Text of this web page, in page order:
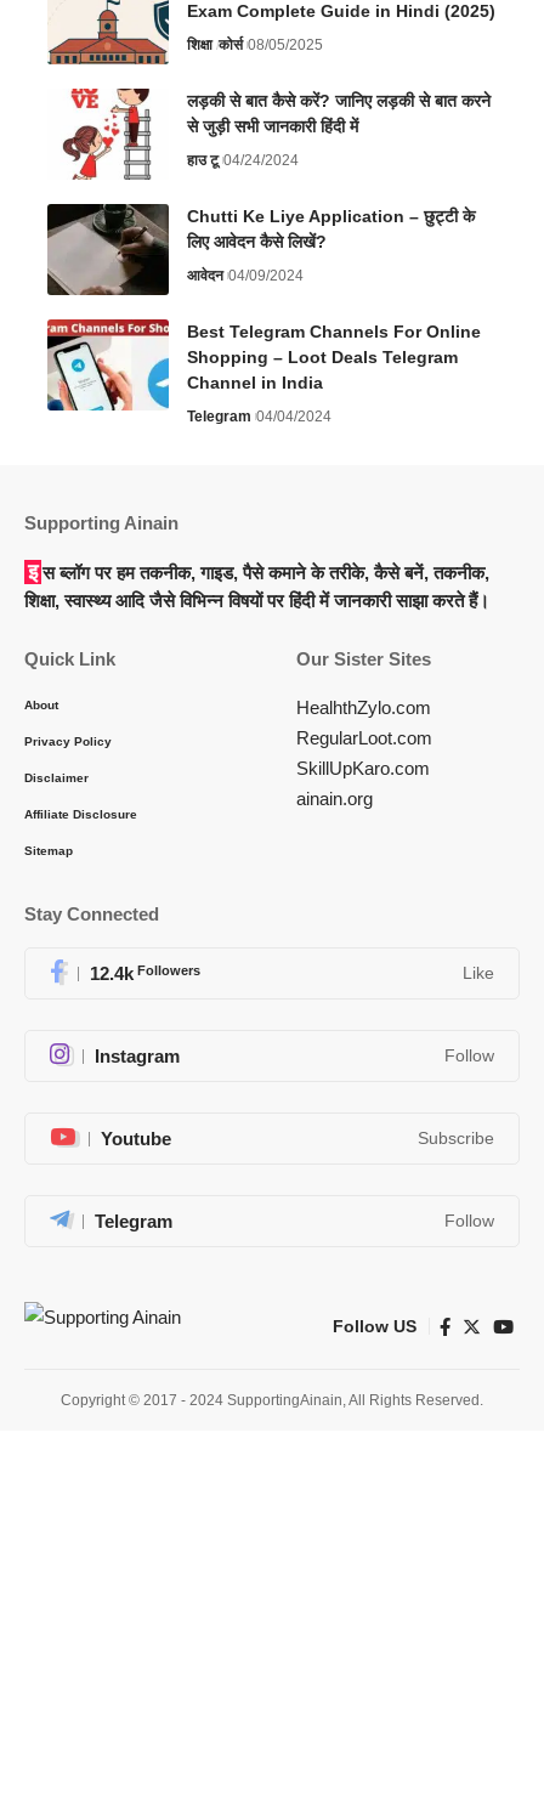
Exam Complete Guide in Hindi (2025)
शिक्षा कोर्स 08/05/2025
लड़की से बात कैसे करें? जानिए लड़की से बात करने
से जुड़ी सभी जानकारी हिंदी में
हाउ टू 04/24/2024
Chutti Ke Liye Application – छुट्टी के
लिए आवेदन कैसे लिखें?
आवेदन 04/09/2024
Best Telegram Channels For Online
Shopping – Loot Deals Telegram
Channel in India
Telegram 04/04/2024
Supporting Ainain
इस ब्लॉग पर हम तकनीक, गाइड, पैसे कमाने के तरीके, कैसे बनें, तकनीक,
शिक्षा, स्वास्थ्य आदि जैसे विभिन्न विषयों पर हिंदी में जानकारी साझा करते हैं।
Quick Link
About
Privacy Policy
Disclaimer
Affiliate Disclosure
Sitemap
Our Sister Sites
HealhthZylo.com
RegularLoot.com
SkillUpKaro.com
ainain.org
Stay Connected
12.4k Followers Like
Instagram Follow
Youtube Subscribe
Telegram Follow
Follow US
Copyright © 2017 - 2024 SupportingAinain, All Rights Reserved.